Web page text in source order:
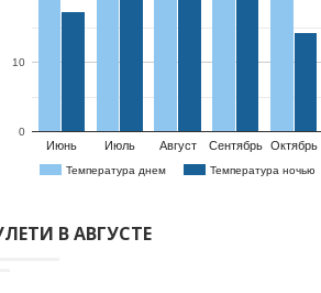
Температура днем Температура ночью
Июнь Июль Август Сентябрь Октябрь
0
10
В АВГУСТЕ